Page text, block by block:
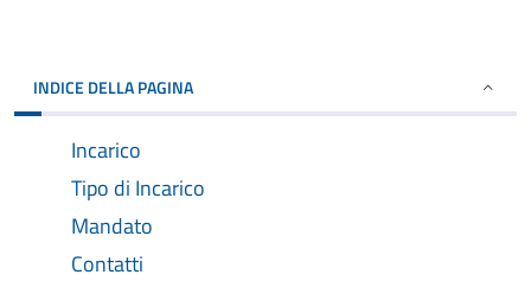
INDICE DELLA PAGINA
Incarico
Tipo di Incarico
Mandato
Contatti